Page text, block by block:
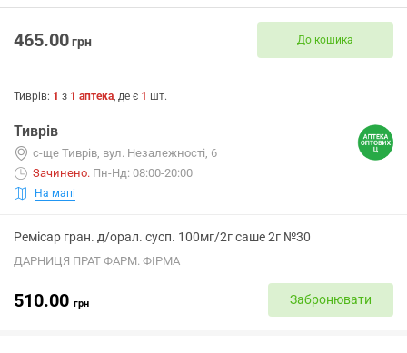
465.00грн До кошика
Тиврів: 1 з 1 аптека, де є 1 шт.
Тиврів
с-ще Тиврів, вул. Незалежності, 6
Зачинено. Пн-Нд: 08:00-20:00
На мапі
Ремісар гран. д/орал. сусп. 100мг/2г саше 2г №30
ДАРНИЦЯ ПРАТ ФАРМ. ФІРМА
510.00 грн Забронювати